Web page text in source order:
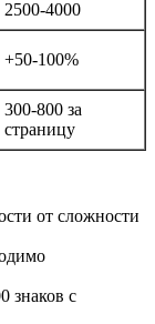
2500-4000
+50-100%
300-800 за
страницу
от сложности
знаков с